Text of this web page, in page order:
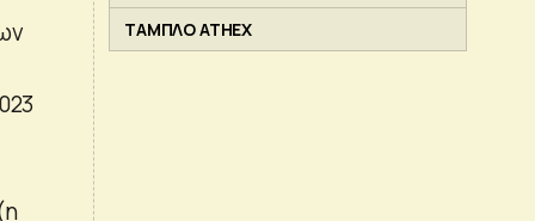
ΤΑΜΠΛΟ ATHEX